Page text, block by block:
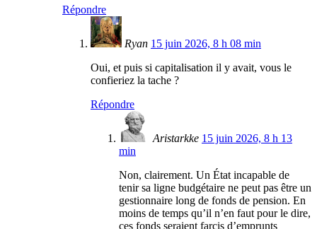
Répondre
Ryan 15 juin 2026, 8 h 08 min
Oui, et puis si capitalisation il y avait, vous le
confieriez la tache ?
Répondre
Aristarkke 15 juin 2026, 8 h 13
min
Non, clairement. Un État incapable de
tenir sa ligne budgétaire ne peut pas être un
gestionnaire long de fonds de pension. En
moins de temps qu’il n’en faut pour le dire,
ces fonds seraient farcis d’emprunts